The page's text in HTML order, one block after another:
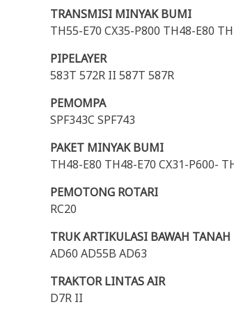
TRANSMISI MINYAK BUMI
TH55-E70 CX35-P800 TH48-E80
PIPELAYER
583T 572R II 587T 587R
PEMOMPA
SPF343C SPF743
PAKET MINYAK BUMI
TH48-E80 TH48-E70 CX31-P600-
PEMOTONG ROTARI
RC20
TRUK ARTIKULASI BAWAH TANAH
AD60 AD55B AD63
TRAKTOR LINTAS AIR
D7R II